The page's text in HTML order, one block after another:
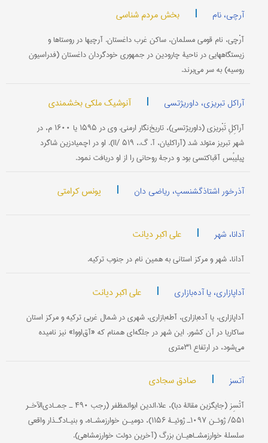
آرچی، نام | بخش مردم شناسی
آرْچی، نام قومی مسلمان، ساکن غرب داغستان. آرچیها در روستاها و
زیستگاههایی در ناحیۀ چارودین در جمهوری خودگردان داغستان (فدراسیون
روسیه) به سر می‌برند.
آراکل تبریزی، داوریژتسی | آنوشیک ملکی بخشمندی
آراکِلِ تَبْریزی (داوریژتسی)، تاریخ‌نگار ارمنی. وی در ۱۵۹۵ یا ۱۶۰۰ م، در
شهر تبریز متولد شد (آراکلیان، آ. گ.، II/ ۵۱۹). او در اچمیادزین شاگرد
پیلیبُس آقباکتسی بود و درجۀ روحانی را از او دریافت نمود.
آذرخور اشتاذگشنسپ، ریاضی دان | یونس کرامتی
آدانا، شهر | علی اکبر دیانت
آدانا، شهر و مرکز استانی به همین نام در جنوب ترکیه.
آداپازاری، یا آده‌بازاری | علی اکبر دیانت
آداپازاری، یا آده‌بازاری، آطه‌بازاری، شهری در شمال غربی ترکیه و مرکز استان
ساکاریا در آن کشور. این شهر در جلگه‌ای همنام که «آق‌اووا» نیز نامیده
می‌شود، در ارتفاع ۳۱متری
آتسز | صادق سجادی
آتْسِز (جایگزین مقالۀ دبا)، علاءالدين ابوالمظفر (رجب ۴۹۰ ـ جمـادی‌الآخـر
۵۵۱/ ژوئـن ۱۰۹۷ـ ژوئیـۀ ۱۱۵۶)، دومیـن خوارزمشـاه، و بنیـادگـذار واقعی
سلسلۀ خوارزمشـاهیـان بزرگ (آخرین دولت خوارزمشاهی).